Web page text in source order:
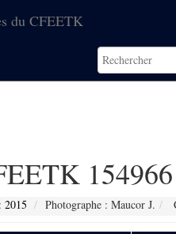
du CFEETK
154966
2015 Photographe : Maucor J.